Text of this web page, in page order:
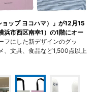
ップ ヨコハマ）」が12月15
浜市西区南幸1）の1階にオー
フにした新デザインのグッ
、文具、食品など1,500点以上